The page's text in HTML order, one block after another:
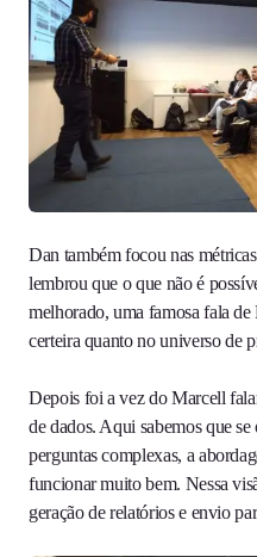
Dan também focou nas
lembrou que o que não é
melhorado, uma famosa fala
certeira quanto no universo de
Depois foi a vez do Marcell
de dados. Aqui sabemos que
perguntas complexas, a
funcionar muito bem. Nessa
geração de relatórios e envio